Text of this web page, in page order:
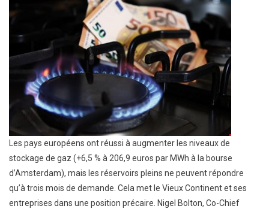
Les pays européens ont réussi à augmenter les niveaux de
stockage de gaz (+6,5 % à 206,9 euros par MWh à la bourse
d’Amsterdam), mais les réservoirs pleins ne peuvent répondre
qu’à trois mois de demande. Cela met le Vieux Continent et ses
entreprises dans une position précaire. Nigel Bolton, Co-Chief